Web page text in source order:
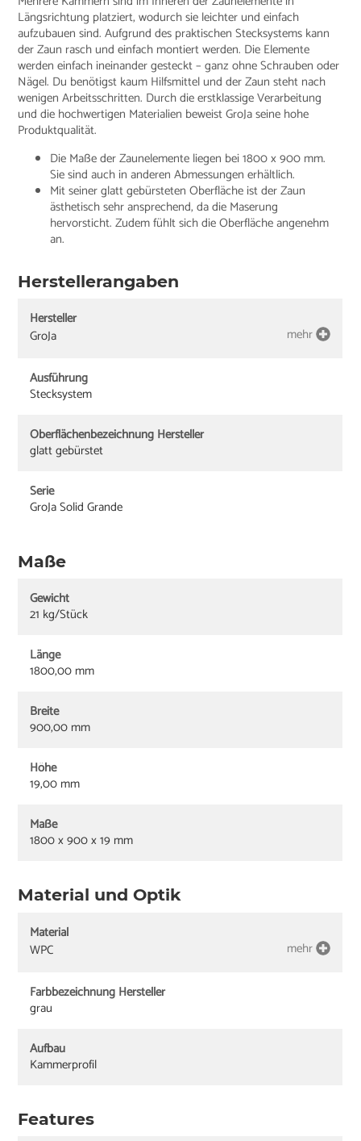
Längsrichtung platziert, wodurch sie leichter und einfach
aufzubauen sind. Aufgrund des praktischen Stecksystems kann
der Zaun rasch und einfach montiert werden. Die Elemente
werden einfach ineinander gesteckt – ganz ohne Schrauben oder
Nägel. Du benötigst kaum Hilfsmittel und der Zaun steht nach
wenigen Arbeitsschritten. Durch die erstklassige Verarbeitung
und die hochwertigen Materialien beweist GroJa seine hohe
Produktqualität.
Die Maße der Zaunelemente liegen bei 1800 x 900 mm.
Sie sind auch in anderen Abmessungen erhältlich.
Mit seiner glatt gebürsteten Oberfläche ist der Zaun
ästhetisch sehr ansprechend, da die Maserung
hervorsticht. Zudem fühlt sich die Oberfläche angenehm
an.
Herstellerangaben
Hersteller
GroJa
mehr
Ausführung
Stecksystem
Oberflächenbezeichnung Hersteller
glatt gebürstet
Serie
GroJa Solid Grande
Maße
Gewicht
21 kg/Stück
Länge
1800,00 mm
Breite
900,00 mm
Höhe
19,00 mm
Maße
1800 x 900 x 19 mm
Material und Optik
Material
WPC
mehr
Farbbezeichnung Hersteller
grau
Aufbau
Kammerprofil
Features